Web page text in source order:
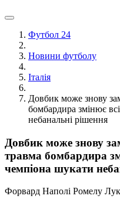
Футбол 24
Новини футболу
Італія
Довбик може знову
бомбардира змінює
небанальні рішення
Довбик може знову
травма бомбардира
чемпіона шукати
Форвард Наполі Ромелу